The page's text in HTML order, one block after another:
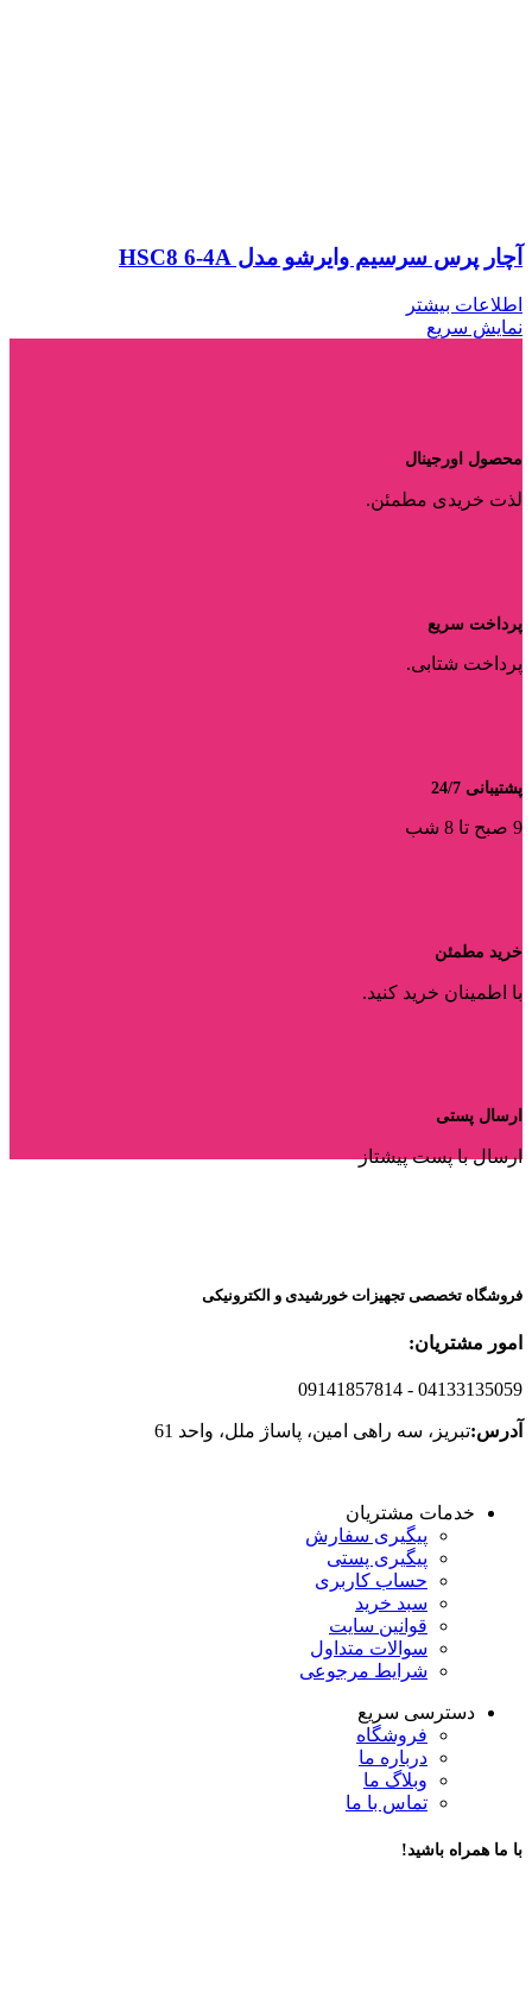
آچار پرس سرسیم وایرشو مدل HSC8 6-4A
اطلاعات بیشتر
نمایش سریع
محصول اورجینال
لذت خریدی مطمئن.
پرداخت سریع
پرداخت شتابی.
پشتیبانی 24/7
9 صبح تا 8 شب
خرید مطمئن
با اطمینان خرید کنید.
ارسال پستی
ارسال با پست پیشتاز
فروشگاه تخصصی تجهیزات خورشیدی و الکترونیکی
امور مشتریان:
- 04133135059
09141857814
آدرس:تبریز، سه راهی امین، پاساژ ملل، واحد 61
خدمات مشتریان
پیگیری سفارش
پیگیری پستی
حساب کاربری
سبد خرید
قوانین سایت
سوالات متداول
شرایط مرجوعی
دسترسی سریع
فروشگاه
درباره ما
وبلاگ ما
تماس با ما
با ما همراه باشید!